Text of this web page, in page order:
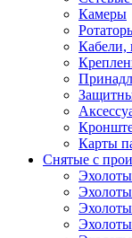
Камеры
Кабели,
Карты
Снятые с